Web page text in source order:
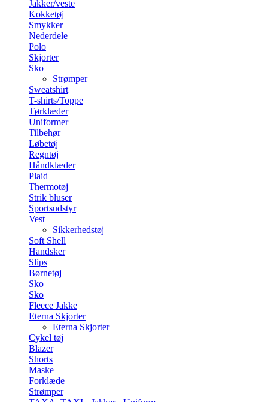
Jakker/veste
Kokketøj
Smykker
Nederdele
Polo
Skjorter
Sko
Strømper
Sweatshirt
T-shirts/Toppe
Tørklæder
Uniformer
Tilbehør
Løbetøj
Regntøj
Håndklæder
Plaid
Thermotøj
Strik bluser
Sportsudstyr
Vest
Sikkerhedstøj
Soft Shell
Handsker
Slips
Børnetøj
Sko
Sko
Fleece Jakke
Eterna Skjorter
Eterna Skjorter
Cykel tøj
Blazer
Shorts
Maske
Forklæde
Strømper